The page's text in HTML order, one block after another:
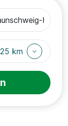
25 km